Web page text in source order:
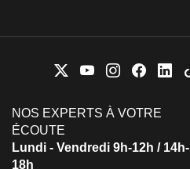
NOS EXPERTS À VOTRE
ÉCOUTE
Lundi - Vendredi 9h-12h / 14h-
18h